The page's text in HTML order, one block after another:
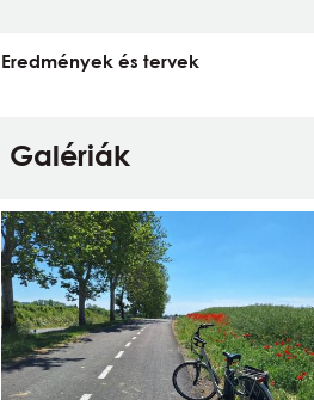
Eredmények és tervek
Galériák